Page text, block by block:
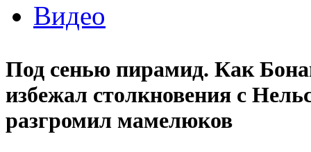
Видео
Под сенью пирамид. Как
избежал столкновения с
разгромил мамелюков